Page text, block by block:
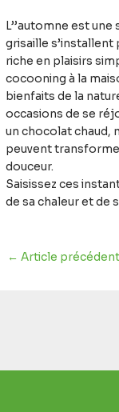
L’’automne est
grisaille s’installent
riche en plaisirs
cocooning à la
bienfaits de la
occasions de se
un chocolat chaud,
peuvent
douceur.
Saisissez ces
de sa chaleur et de
← Article précédent